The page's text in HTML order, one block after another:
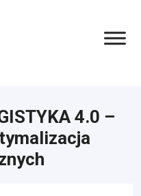
4.0 –